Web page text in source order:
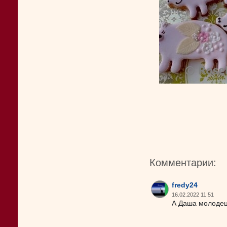
Комментарии:
fredy24
16.02.2022 11:51
А Даша